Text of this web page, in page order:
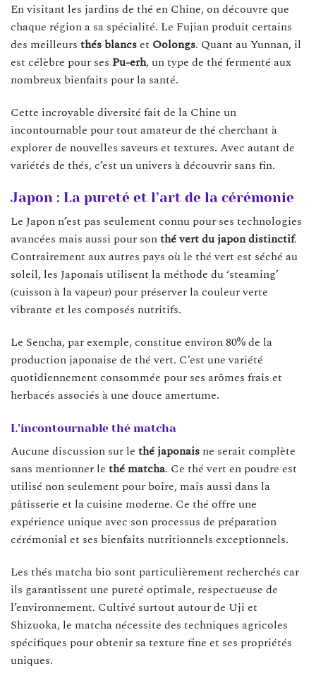
En visitant les jardins de thé en Chine, on découvre que
chaque région a sa spécialité. Le Fujian produit certains
des meilleurs thés blancset Oolongs. Quant au Yunnan, il
est célèbre pour ses Pu-erh, un type de thé fermenté aux
nombreux bienfaits pour la santé.
Cette incroyable diversité fait de la Chine un
incontournable pour tout amateur de thé cherchant à
explorer de nouvelles saveurs et textures. Avec autant de
variétés de thés, c’est un univers à découvrir sans fin.
Japon : La pureté et l’art de la cérémonie
Le Japon n’est pas seulement connu pour ses technologies
avancées mais aussi pour sonthé vert du japon distinctif.
Contrairement aux autres pays où le thé vert est séché au
soleil, les Japonais utilisent la méthode du ‘steaming’
(cuisson à la vapeur) pour préserver la couleur verte
vibrante et les composés nutritifs.
Le Sencha, par exemple, constitue environ 80% de la
production japonaise de thé vert. C’est une variété
quotidiennement consommée pour ses arômes frais et
herbacés associés à une douce amertume.
L’incontournable thé matcha
Aucune discussion sur le thé japonais ne serait complète
sans mentionner le thé matcha. Ce thé vert en poudre est
utilisé non seulement pour boire, mais aussi dans la
pâtisserie et la cuisine moderne. Ce thé offre une
expérience unique avec son processus de préparation
cérémonial et ses bienfaits nutritionnels exceptionnels.
Les thés matcha bio sont particulièrement recherchés car
ils garantissent une pureté optimale, respectueuse de
l’environnement. Cultivé surtout autour de Uji et
Shizuoka, le matcha nécessite des techniques agricoles
spécifiques pour obtenir sa texture fine et ses propriétés
uniques.